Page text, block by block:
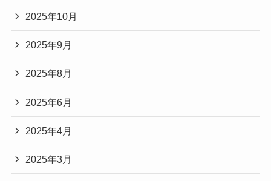
2025年10月
2025年9月
2025年8月
2025年6月
2025年4月
2025年3月